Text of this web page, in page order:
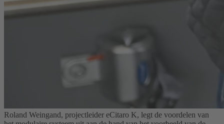
Roland Weingand, projectleider eCitaro K, legt de voordelen van